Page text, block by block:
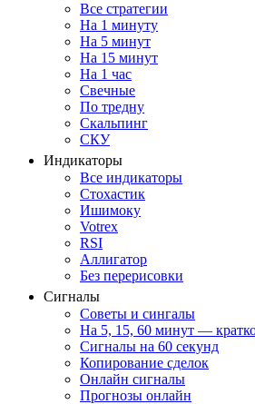
Все стратегии
На 1 минуту
На 5 минут
На 15 минут
На 1 час
Свечные
По тредну
Скальпинг
СКУ
Индикаторы
Все индикаторы
Стохастик
Ишимоку
Votrex
RSI
Аллигатор
Без перерисовки
Сигналы
Советы и сингалы
На 5, 15, 60 минут —
Сигналы на 60 секунд
Копирование сделок
Онлайн сигналы
Прогнозы онлайн